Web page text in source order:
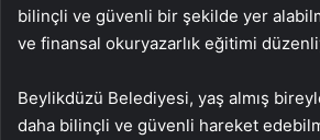
bilinçli ve güvenli bir şekilde yer
ve finansal okuryazarlık eğitimi
Beylikdüzü Belediyesi, yaş almış
daha bilinçli ve güvenli hareket